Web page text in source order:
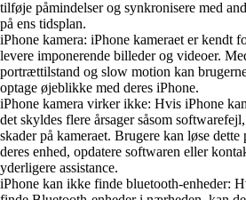
tilføje påmindelser og synkronisere med
på ens tidsplan.
iPhone kamera: iPhone kameraet er kendt
levere imponerende billeder og videoer.
portrættilstand og slow motion kan
optage øjeblikke med deres iPhone.
iPhone kamera virker ikke: Hvis iPhone
det skyldes flere årsager såsom
skader på kameraet. Brugere kan løse dette
deres enhed, opdatere softwaren eller
yderligere assistance.
iPhone kan ikke finde bluetooth-enheder: